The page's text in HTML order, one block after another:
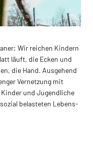
Wir reichen Kindern
läuft, die Ecken und
die Hand. Ausgehend
Ver­net­zung mit
und Jugen­dliche
belast­eten Lebens­